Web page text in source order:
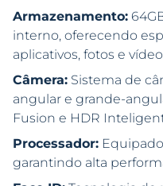
Armazenamento:
interno, oferecendo
aplicativos, fotos e
Câmera: Sistema de
angular e grande-
Fusion e HDR
Processador:
garantindo alta